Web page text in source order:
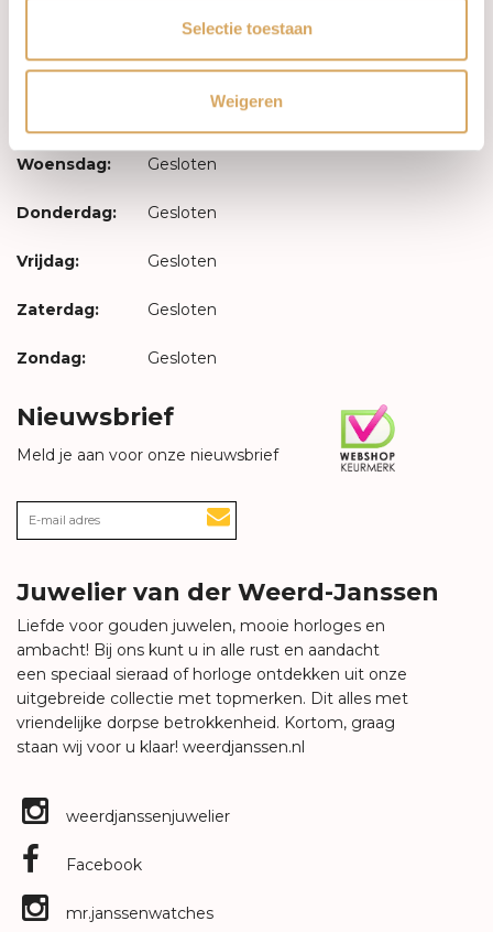
Selectie toestaan
Weigeren
Maandag: Gesloten
Woensdag: Gesloten
Donderdag: Gesloten
Vrijdag: Gesloten
Zaterdag: Gesloten
Zondag: Gesloten
Nieuwsbrief
Meld je aan voor onze nieuwsbrief
Juwelier van der Weerd-Janssen
Liefde voor gouden juwelen, mooie horloges en
ambacht! Bij ons kunt u in alle rust en aandacht
een speciaal sieraad of horloge ontdekken uit onze
uitgebreide collectie met topmerken. Dit alles met
vriendelijke dorpse betrokkenheid. Kortom, graag
staan wij voor u klaar! weerdjanssen.nl
weerdjanssenjuwelier
Facebook
mr.janssenwatches